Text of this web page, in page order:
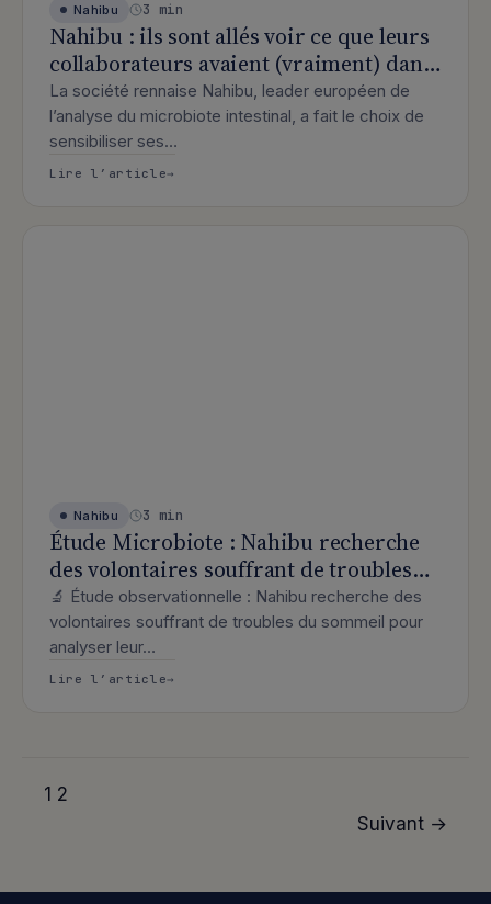
Nahibu 3 min
Nahibu : ils sont allés voir ce que leurs
collaborateurs avaient (vraiment) dans
le ventre.
La société rennaise Nahibu, leader européen de
l’analyse du microbiote intestinal, a fait le choix de
sensibiliser ses…
Lire l’article: Nahibu : ils sont allés voir ce que
Nahibu 3 min
Étude Microbiote : Nahibu recherche
des volontaires souffrant de troubles
du sommeil !
🔬 Étude observationnelle : Nahibu recherche des
volontaires souffrant de troubles du sommeil pour
analyser leur…
Lire l’article: Étude Microbiote : Nahibu
1 2
Suivant →